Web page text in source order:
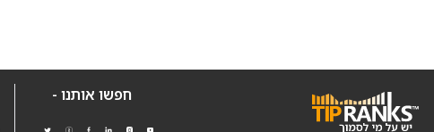
חפשו אותנו -